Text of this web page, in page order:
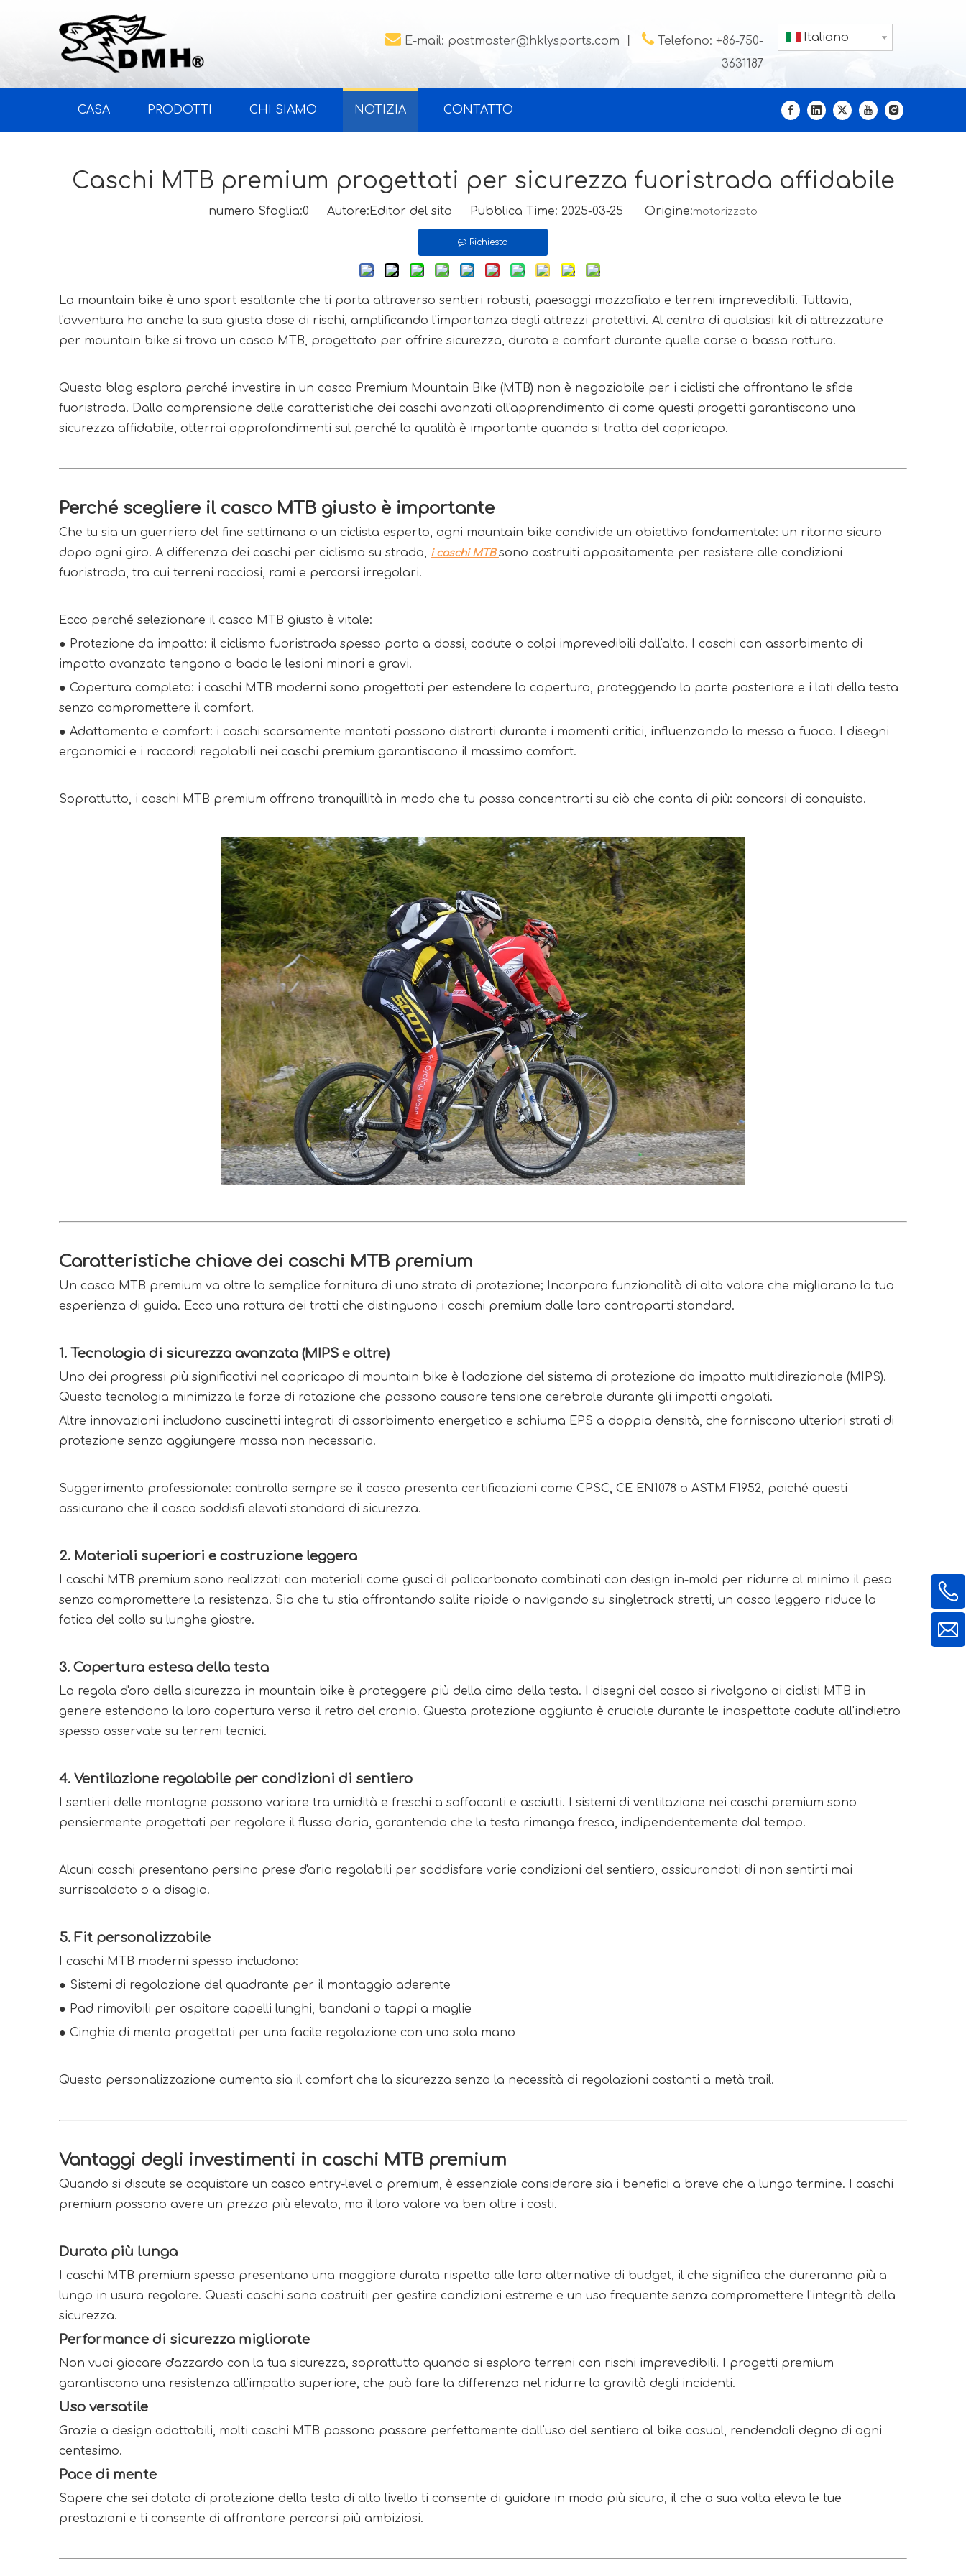
 E-mail: postmaster@hklysports.com  Telefono: +86-750-
3631187
Italiano
CASA PRODOTTI CHI SIAMO NOTIZIA CONTATTO
Caschi MTB premium progettati per sicurezza fuoristrada affidabile
numero Sfoglia:0 Autore:Editor del sito Pubblica Time: 2025-03-25 Origine:motorizzato
Richiesta
La mountain bike è uno sport esaltante che ti porta attraverso sentieri robusti, paesaggi mozzafiato e terreni imprevedibili. Tuttavia,
l'avventura ha anche la sua giusta dose di rischi, amplificando l'importanza degli attrezzi protettivi. Al centro di qualsiasi kit di attrezzature
per mountain bike si trova un casco MTB, progettato per offrire sicurezza, durata e comfort durante quelle corse a bassa rottura.
Questo blog esplora perché investire in un casco Premium Mountain Bike (MTB) non è negoziabile per i ciclisti che affrontano le sfide
fuoristrada. Dalla comprensione delle caratteristiche dei caschi avanzati all'apprendimento di come questi progetti garantiscono una
sicurezza affidabile, otterrai approfondimenti sul perché la qualità è importante quando si tratta del copricapo.
Perché scegliere il casco MTB giusto è importante
Che tu sia un guerriero del fine settimana o un ciclista esperto, ogni mountain bike condivide un obiettivo fondamentale: un ritorno sicuro
dopo ogni giro. A differenza dei caschi per ciclismo su strada, i caschi MTB sono costruiti appositamente per resistere alle condizioni
fuoristrada, tra cui terreni rocciosi, rami e percorsi irregolari.
Ecco perché selezionare il casco MTB giusto è vitale:
● Protezione da impatto: il ciclismo fuoristrada spesso porta a dossi, cadute o colpi imprevedibili dall'alto. I caschi con assorbimento di
impatto avanzato tengono a bada le lesioni minori e gravi.
● Copertura completa: i caschi MTB moderni sono progettati per estendere la copertura, proteggendo la parte posteriore e i lati della testa
senza compromettere il comfort.
● Adattamento e comfort: i caschi scarsamente montati possono distrarti durante i momenti critici, influenzando la messa a fuoco. I disegni
ergonomici e i raccordi regolabili nei caschi premium garantiscono il massimo comfort.
Soprattutto, i caschi MTB premium offrono tranquillità in modo che tu possa concentrarti su ciò che conta di più: concorsi di conquista.
Caratteristiche chiave dei caschi MTB premium
Un casco MTB premium va oltre la semplice fornitura di uno strato di protezione; Incorpora funzionalità di alto valore che migliorano la tua
esperienza di guida. Ecco una rottura dei tratti che distinguono i caschi premium dalle loro controparti standard.
1. Tecnologia di sicurezza avanzata (MIPS e oltre)
Uno dei progressi più significativi nel copricapo di mountain bike è l'adozione del sistema di protezione da impatto multidirezionale (MIPS).
Questa tecnologia minimizza le forze di rotazione che possono causare tensione cerebrale durante gli impatti angolati.
Altre innovazioni includono cuscinetti integrati di assorbimento energetico e schiuma EPS a doppia densità, che forniscono ulteriori strati di
protezione senza aggiungere massa non necessaria.
Suggerimento professionale: controlla sempre se il casco presenta certificazioni come CPSC, CE EN1078 o ASTM F1952, poiché questi
assicurano che il casco soddisfi elevati standard di sicurezza.
2. Materiali superiori e costruzione leggera
I caschi MTB premium sono realizzati con materiali come gusci di policarbonato combinati con design in-mold per ridurre al minimo il peso
senza compromettere la resistenza. Sia che tu stia affrontando salite ripide o navigando su singletrack stretti, un casco leggero riduce la
fatica del collo su lunghe giostre.
3. Copertura estesa della testa
La regola d'oro della sicurezza in mountain bike è proteggere più della cima della testa. I disegni del casco si rivolgono ai ciclisti MTB in
genere estendono la loro copertura verso il retro del cranio. Questa protezione aggiunta è cruciale durante le inaspettate cadute all'indietro
spesso osservate su terreni tecnici.
4. Ventilazione regolabile per condizioni di sentiero
I sentieri delle montagne possono variare tra umidità e freschi a soffocanti e asciutti. I sistemi di ventilazione nei caschi premium sono
pensiermente progettati per regolare il flusso d'aria, garantendo che la testa rimanga fresca, indipendentemente dal tempo.
Alcuni caschi presentano persino prese d'aria regolabili per soddisfare varie condizioni del sentiero, assicurandoti di non sentirti mai
surriscaldato o a disagio.
5. Fit personalizzabile
I caschi MTB moderni spesso includono:
● Sistemi di regolazione del quadrante per il montaggio aderente
● Pad rimovibili per ospitare capelli lunghi, bandani o tappi a maglie
● Cinghie di mento progettati per una facile regolazione con una sola mano
Questa personalizzazione aumenta sia il comfort che la sicurezza senza la necessità di regolazioni costanti a metà trail.
Vantaggi degli investimenti in caschi MTB premium
Quando si discute se acquistare un casco entry-level o premium, è essenziale considerare sia i benefici a breve che a lungo termine. I caschi
premium possono avere un prezzo più elevato, ma il loro valore va ben oltre i costi.
Durata più lunga
I caschi MTB premium spesso presentano una maggiore durata rispetto alle loro alternative di budget, il che significa che dureranno più a
lungo in usura regolare. Questi caschi sono costruiti per gestire condizioni estreme e un uso frequente senza compromettere l'integrità della
sicurezza.
Performance di sicurezza migliorate
Non vuoi giocare d'azzardo con la tua sicurezza, soprattutto quando si esplora terreni con rischi imprevedibili. I progetti premium
garantiscono una resistenza all'impatto superiore, che può fare la differenza nel ridurre la gravità degli incidenti.
Uso versatile
Grazie a design adattabili, molti caschi MTB possono passare perfettamente dall'uso del sentiero al bike casual, rendendoli degno di ogni
centesimo.
Pace di mente
Sapere che sei dotato di protezione della testa di alto livello ti consente di guidare in modo più sicuro, il che a sua volta eleva le tue
prestazioni e ti consente di affrontare percorsi più ambiziosi.